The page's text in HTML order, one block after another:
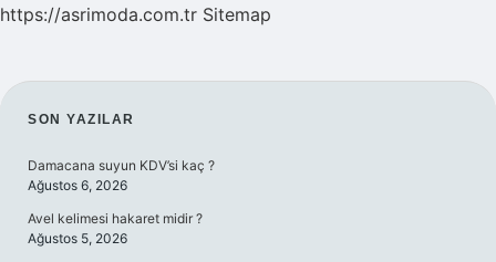
https://asrimoda.com.tr Sitemap
SIDEBAR
SON YAZILAR
Damacana suyun KDV’si kaç ?
Ağustos 6, 2026
Avel kelimesi hakaret midir ?
Ağustos 5, 2026